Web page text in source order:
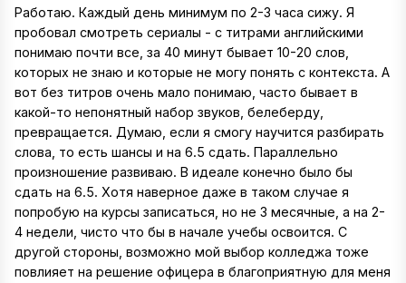
Работаю. Каждый день минимум по 2-3 часа сижу. Я
пробовал смотреть сериалы - с титрами английскими
понимаю почти все, за 40 минут бывает 10-20 слов,
которых не знаю и которые не могу понять с контекста. А
вот без титров очень мало понимаю, часто бывает в
какой-то непонятный набор звуков, белеберду,
превращается. Думаю, если я смогу научится разбирать
слова, то есть шансы и на 6.5 сдать. Параллельно
произношение развиваю. В идеале конечно было бы
сдать на 6.5. Хотя наверное даже в таком случае я
попробую на курсы записаться, но не 3 месячные, а на 2-
4 недели, чисто что бы в начале учебы освоится. С
другой стороны, возможно мой выбор колледжа тоже
повлияет на решение офицера в благоприятную для меня